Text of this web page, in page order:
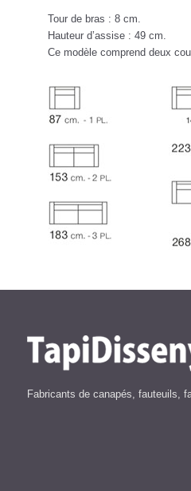
Tour de bras : 8 cm.
Hauteur d’assise : 49 cm.
Ce modèle comprend deux
Fabricants de canapés, fauteuils,